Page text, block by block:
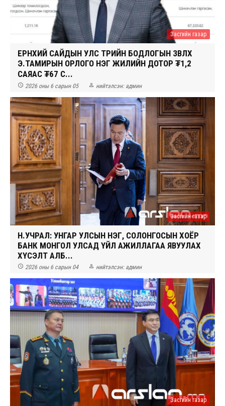
Засгийн газар
ЕРӨНХИЙ САЙДЫН УЛС ТӨРИЙН БОДЛОГЫН ЗӨВЛӨХ
Э.ТАМИРЫН ОРЛОГО НЭГ ЖИЛИЙН ДОТОР ₮1,2
САЯАС ₮67 С...
 2026 оны 6 сарын 05  нийтэлсэн: админ
Засгийн газар
Н.УЧРАЛ: УНГАР УЛСЫН НЭГ, СОЛОНГОСЫН ХОЁР
БАНК МОНГОЛ УЛСАД ҮЙЛ АЖИЛЛАГАА ЯВУУЛАХ
ХҮСЭЛТ АЛБ...
 2026 оны 6 сарын 04  нийтэлсэн: админ
Засгийн газар